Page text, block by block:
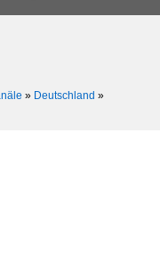
» Deutschland »